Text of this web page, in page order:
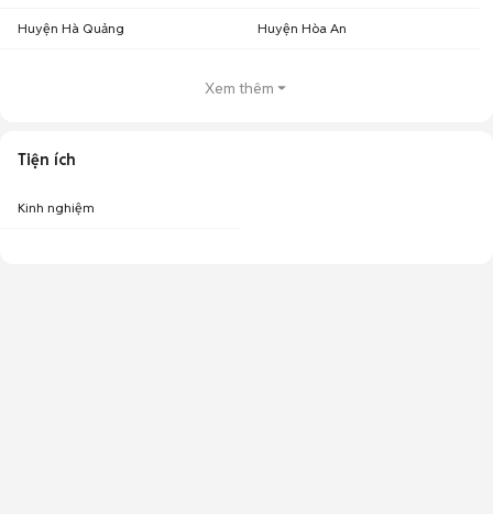
Huyện Hà Quảng Huyện Hòa An
Xem thêm
Tiện ích
Kinh nghiệm